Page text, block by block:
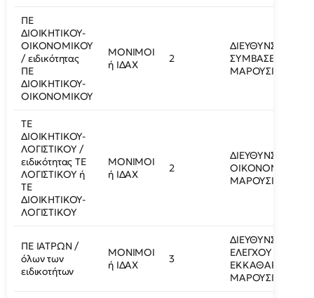
ΠΕ
ΔΙΟΙΚΗΤΙΚΟΥ-
ΟΙΚΟΝΟΜΙΚΟΥ
/ ειδικότητας
ΠΕ
ΔΙΟΙΚΗΤΙΚΟΥ-
ΟΙΚΟΝΟΜΙΚΟΥ
ΜΟΝΙΜΟΙ
ή ΙΔΑΧ
2
ΔΙΕΥΘΥΝΣΗ
ΣΥΜΒΑΣΕΩΝ/
ΜΑΡΟΥΣΙ
ΤΕ
ΔΙΟΙΚΗΤΙΚΟΥ-
ΛΟΓΙΣΤΙΚΟΥ /
ειδικότητας ΤΕ
ΛΟΓΙΣΤΙΚΟΥ ή
ΤΕ
ΔΙΟΙΚΗΤΙΚΟΥ-
ΛΟΓΙΣΤΙΚΟΥ
ΜΟΝΙΜΟΙ
ή ΙΔΑΧ
2
ΔΙΕΥΘΥΝΣΗ
ΟΙΚΟΝΟΜΙΚΩΝ/
ΜΑΡΟΥΣΙ
ΠΕ ΙΑΤΡΩΝ /
όλων των
ειδικοτήτων
ΜΟΝΙΜΟΙ
ή ΙΔΑΧ
3
ΔΙΕΥΘΥΝΣΗ
ΕΛΕΓΧΟΥ ΚΑΙ
ΕΚΚΑΘΑΡΙΣΗΣ/
ΜΑΡΟΥΣΙ